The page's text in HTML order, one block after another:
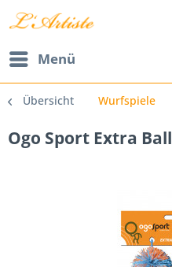
Menü
Übersicht Wurfspiele
Ogo Sport Extra Ball